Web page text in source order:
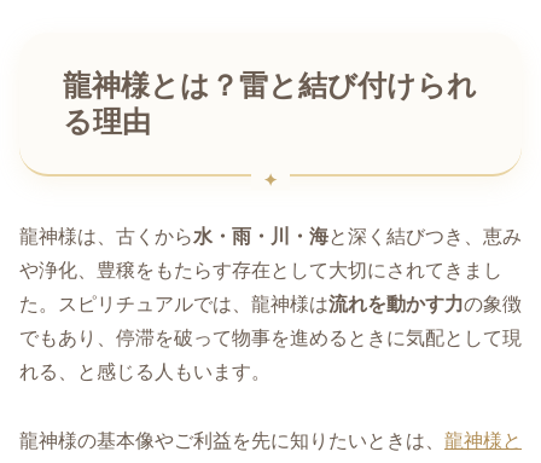
龍神様とは？雷と結び付けられ
る理由
龍神様は、古くから水・雨・川・海と深く結びつき、恵み
や浄化、豊穣をもたらす存在として大切にされてきまし
た。スピリチュアルでは、龍神様は流れを動かす力の象徴
でもあり、停滞を破って物事を進めるときに気配として現
れる、と感じる人もいます。
龍神様の基本像やご利益を先に知りたいときは、 龍神様と